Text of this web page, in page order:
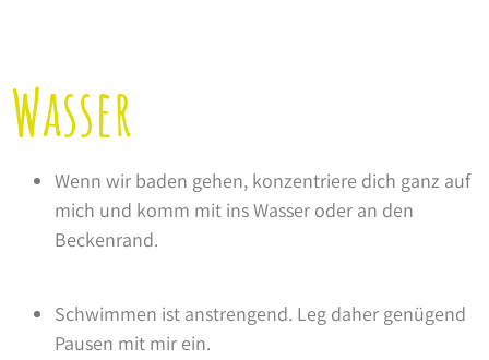
Wasser
Wenn wir baden gehen, konzentriere dich ganz auf
mich und komm mit ins Wasser oder an den
Beckenrand.
Schwimmen ist anstrengend. Leg daher genügend
Pausen mit mir ein.